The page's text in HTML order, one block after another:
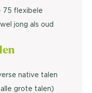
75 flexibele
jong als oud
native talen
grote talen)